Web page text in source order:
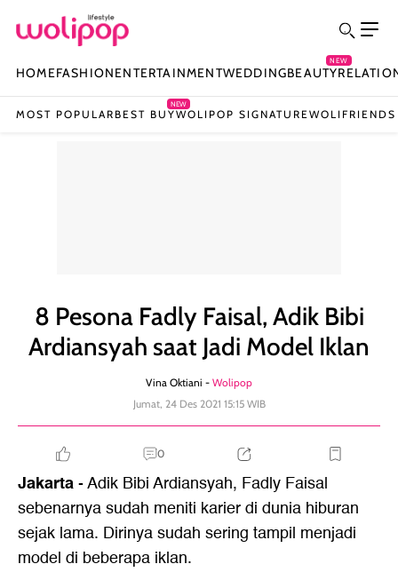
HOMEFASHIONENTERTAINMENTWEDDINGBEAUTY
NEW
MOST POPULAR BEST BUY
NEW
WOLIPOP SIGNATUREWOLIFRIENDS
8 Pesona Fadly Faisal, Adik Bibi
Ardiansyah saat Jadi Model Iklan
Vina Oktiani - Wolipop
Jumat, 24 Des 2021 15:15 WIB
0
Jakarta- Adik Bibi Ardiansyah, Fadly Faisal
sebenarnya sudah meniti karier di dunia hiburan
sejak lama. Dirinya sudah sering tampil menjadi
model di beberapa iklan.